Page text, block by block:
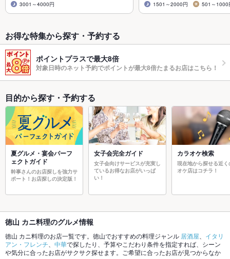
3001～4000円 1501～2000円 501～1000
お得な特集から探す・予約する
ポイントプラスで最大8倍
対象日時のネット予約でポイントが最大8倍たまるお店はこちら！
目的から探す・予約する
夏グルメ・宴会パーフ
ェクトガイド
幹事さんのお店探しを強力サ
ポート！お店探しの決定版！
女子会完全ガイド
女子会向けサービスが充実し
ているお得なお店がいっぱ
い！
カラオケ検索
現在地から探せる近く
オケ店はコチラ！
徳山 カニ料理のグルメ情報
徳山 カニ料理のお店一覧です。徳山でおすすめの料理ジャンル 居酒屋
イタリ
アン・フレンチ
中華で探したり、予算やこだわり条件を指定すれば、シーン
や気分に合ったお店がサクサク探せます。ご希望に合ったお店が見つからなか